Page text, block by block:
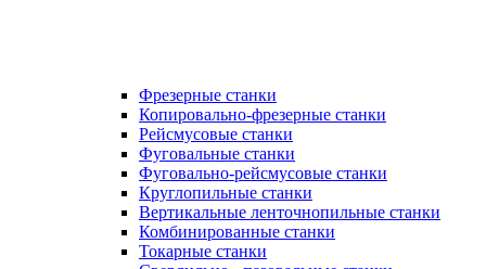
Фрезерные станки
Копировально-фрезерные станки
Рейсмусовые станки
Фуговальные станки
Фуговально-рейсмусовые станки
Круглопильные станки
Вертикальные ленточнопильные станки
Комбинированные станки
Токарные станки